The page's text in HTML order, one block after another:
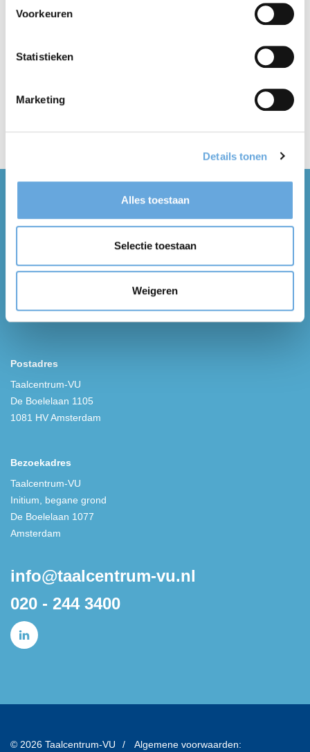
Voorkeuren
Statistieken
Marketing
Details tonen
Alles toestaan
Selectie toestaan
Weigeren
Postadres
Taalcentrum-VU
De Boelelaan 1105
1081 HV Amsterdam
Bezoekadres
Taalcentrum-VU
Initium, begane grond
De Boelelaan 1077
Amsterdam
info@taalcentrum-vu.nl
020 - 244 3400
© 2026 Taalcentrum-VU Algemene voorwaarden: